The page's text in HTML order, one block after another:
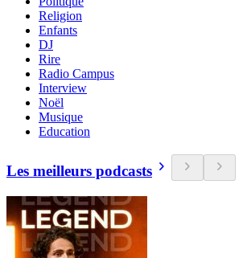
Religion
Enfants
DJ
Rire
Radio Campus
Interview
Noël
Musique
Education
Les meilleurs podcasts